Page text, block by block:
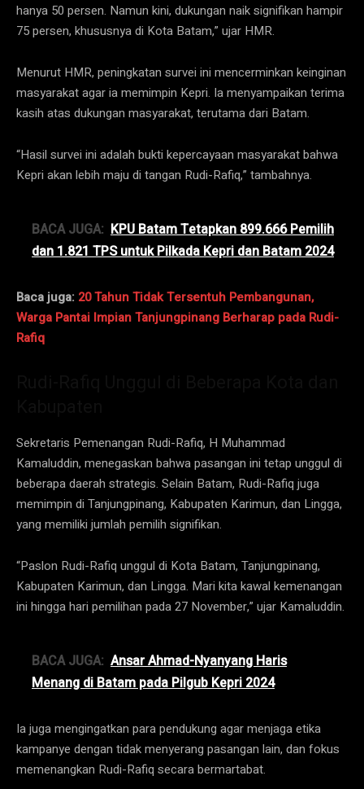
hanya 50 persen. Namun kini, dukungan naik signifikan hampir
75 persen, khususnya di Kota Batam,” ujar HMR.
Menurut HMR, peningkatan survei ini mencerminkan keinginan
masyarakat agar ia memimpin Kepri. Ia menyampaikan terima
kasih atas dukungan masyarakat, terutama dari Batam.
“Hasil survei ini adalah bukti kepercayaan masyarakat bahwa
Kepri akan lebih maju di tangan Rudi-Rafiq,” tambahnya.
BACA JUGA: KPU Batam Tetapkan 899.666 Pemilih
dan 1.821 TPS untuk Pilkada Kepri dan Batam 2024
Baca juga: 20 Tahun Tidak Tersentuh Pembangunan,
Warga Pantai Impian Tanjungpinang Berharap pada Rudi-
Rafiq
Sekretaris Pemenangan Rudi-Rafiq, H Muhammad
Kamaluddin, menegaskan bahwa pasangan ini tetap unggul di
beberapa daerah strategis. Selain Batam, Rudi-Rafiq juga
memimpin di Tanjungpinang, Kabupaten Karimun, dan Lingga,
yang memiliki jumlah pemilih signifikan.
“Paslon Rudi-Rafiq unggul di Kota Batam, Tanjungpinang,
Kabupaten Karimun, dan Lingga. Mari kita kawal kemenangan
ini hingga hari pemilihan pada 27 November,” ujar Kamaluddin.
BACA JUGA: Ansar Ahmad-Nyanyang Haris
Menang di Batam pada Pilgub Kepri 2024
Ia juga mengingatkan para pendukung agar menjaga etika
kampanye dengan tidak menyerang pasangan lain, dan fokus
memenangkan Rudi-Rafiq secara bermartabat.